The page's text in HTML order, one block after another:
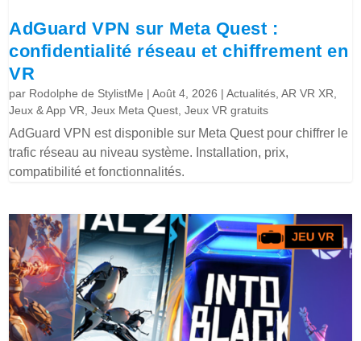
AdGuard VPN sur Meta Quest :
confidentialité réseau et chiffrement en
VR
par Rodolphe de StylistMe |Août 4, 2026 |Actualités ,AR VR XR
Jeux & App VR ,Jeux Meta Quest ,Jeux VR gratuits
AdGuard VPN est disponible sur Meta Quest pour chiffrer le
trafic réseau au niveau système. Installation, prix,
compatibilité et fonctionnalités.